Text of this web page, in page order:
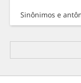
Sinônimos e